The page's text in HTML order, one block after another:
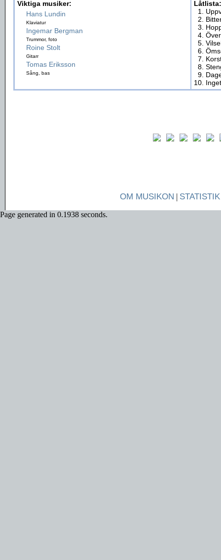
Viktiga musiker:
Hans Lundin
Klaviatur
Ingemar Bergman
Trummor, foto
Roine Stolt
Gitarr
Tomas Eriksson
Sång, bas
Låtlista:
1.
2.
3.
4.
5.
6.
7.
8.
9.
10.
OM MUSIKON | STATISTIK
Page generated in 0.1938 seconds.